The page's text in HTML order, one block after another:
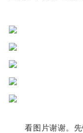
看图片谢谢。